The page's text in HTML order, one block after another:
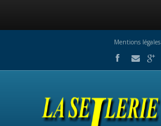
Mentions légales